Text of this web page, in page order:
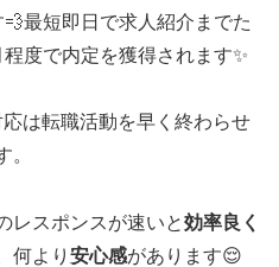
💨最短即日で求人紹介までた
度で内定を獲得されます✨
は転職活動を早く終わらせ
。
レスポンスが速いと効率良く
何より 安心感があります😌